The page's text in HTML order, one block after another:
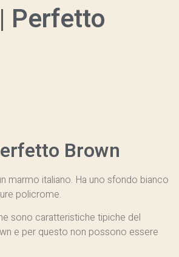
Perfetto
Brown
marmo italiano. Ha uno sfondo bianco
policrome.
sono caratteristiche tipiche del
e per questo non possono essere